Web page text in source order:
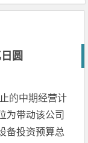
圆
的中期经营计
为带动该公司
备投资预算总